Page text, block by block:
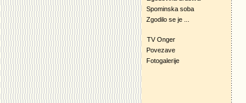
Spominska soba
Zgodilo se je ...
TV Onger
Povezave
Fotogalerije